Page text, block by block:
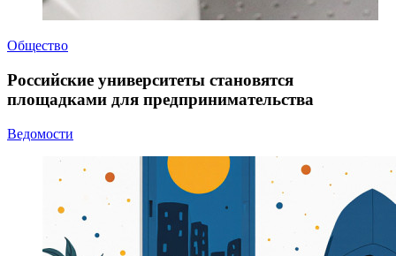
Общество
Российские университеты становятся
площадками для предпринимательства
Ведомости